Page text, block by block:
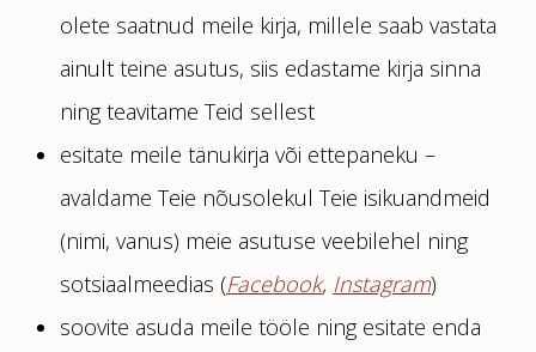
olete saatnud meile kirja, millele saab vastata
ainult teine asutus, siis edastame kirja sinna
ning teavitame Teid sellest
esitate meile tänukirja või ettepaneku –
avaldame Teie nõusolekul Teie isikuandmeid
(nimi, vanus) meie asutuse veebilehel ning
sotsiaalmeedias (Facebook, Instagram)
soovite asuda meile tööle ning esitate enda